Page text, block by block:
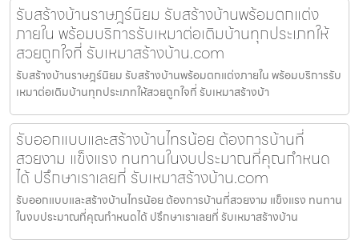
รับสร้างบ้านราษฎร์นิยม รับสร้างบ้านพร้อมตกแต่ง
ภายใน พร้อมบริการรับเหมาต่อเติมบ้านทุกประเภทให้
สวยถูกใจที่ รับเหมาสร้างบ้าน.com
รับสร้างบ้านราษฎร์นิยม รับสร้างบ้านพร้อมตกแต่งภายใน พร้อมบริการรับ
เหมาต่อเติมบ้านทุกประเภทให้สวยถูกใจที่ รับเหมาสร้างบ้า
รับออกแบบและสร้างบ้านไทรน้อย ต้องการบ้านที่
สวยงาม แข็งแรง ทนทานในงบประมาณที่คุณกำหนด
ได้ ปรึกษาเราเลยที่ รับเหมาสร้างบ้าน.com
รับออกแบบและสร้างบ้านไทรน้อย ต้องการบ้านที่สวยงาม แข็งแรง ทนทาน
ในงบประมาณที่คุณกำหนดได้ ปรึกษาเราเลยที่ รับเหมาสร้างบ้าน